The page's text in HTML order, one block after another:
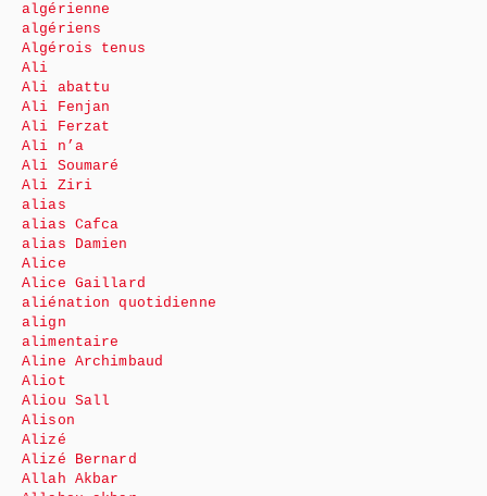
algérienne
algériens
Algérois tenus
Ali
Ali abattu
Ali Fenjan
Ali Ferzat
Ali n’a
Ali Soumaré
Ali Ziri
alias
alias Cafca
alias Damien
Alice
Alice Gaillard
aliénation quotidienne
align
alimentaire
Aline Archimbaud
Aliot
Aliou Sall
Alison
Alizé
Alizé Bernard
Allah Akbar